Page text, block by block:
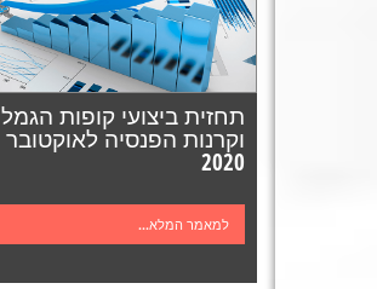
תחזית ביצועי קופות הגמל
וקרנות הפנסיה לאוקטובר
2020
למאמר המלא...